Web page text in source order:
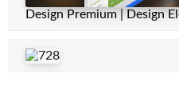
Design Premium | Design